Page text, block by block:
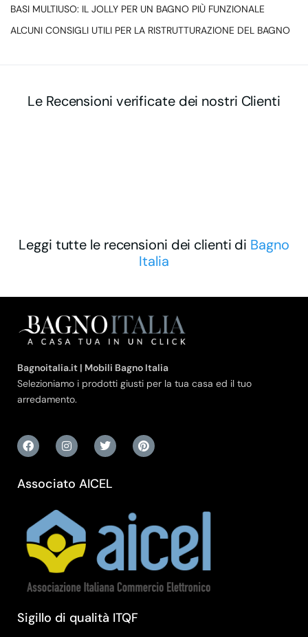
BASI MULTIUSO: IL JOLLY PER UN BAGNO PIÙ FUNZIONALE
ALCUNI CONSIGLI UTILI PER LA RISTRUTTURAZIONE DEL BAGNO
Le Recensioni verificate dei nostri Clienti
Leggi tutte le recensioni dei clienti di Bagno
Italia
Bagnoitalia.it | Mobili Bagno Italia
Selezioniamo i prodotti giusti per la tua casa ed il tuo
arredamento.
Associato AICEL
Sigillo di qualità ITQF